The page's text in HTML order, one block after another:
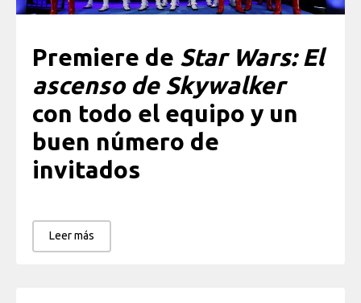
Premiere de Star Wars: El
ascenso de Skywalker
con todo el equipo y un
buen número de
invitados
Leer más